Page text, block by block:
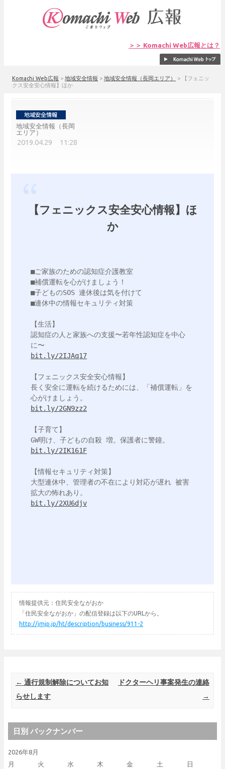
＞＞ Komachi Web広報とは？
Komachi Web広報 > 地域安全情報 > 地域安全情報（長岡エリア） >
【フェニッ
クス安全安心情報】ほか
地域安全情報（長岡
エリア）
2019.04.29 11:28
【フェニックス安全安心情報】ほ
か
■ご家族のための認知症介護教室
■補償運転を心がけましょう！
■子どものSOS 連休後は気を付けて
■連休中の情報セキュリティ対策
【生活】
認知症の人と家族への支援〜若年性認知症を中心
bit.ly/2IJAq17
【フェニックス安全安心情報】
長く安全に運転を続けるためには、「補償運転」を
bit.ly/2GN9zz2
【子育て】
bit.ly/2IK161F
【情報セキュリティ対策】
大型連休中、管理者の不在により対応が遅れ 被害
bit.ly/2XU6djv
情報提供元：住民安全ながおか
「住民安全ながおか」の配信登録は以下のURLから。
http://jmjp.jp/ht/description/business/911-2
Post navigation
← 通行規制解除についてお知
らせします
ドクターヘリ事案発生の連絡
→
日別 バックナンバー
2026年8月
月
火 水 木 金 土 日